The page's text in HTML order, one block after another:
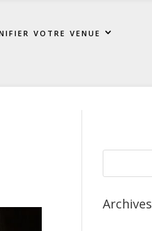
votre venue
Archives